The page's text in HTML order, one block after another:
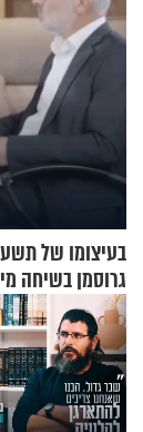
בעיצומו של
גרוסמן בשיחה